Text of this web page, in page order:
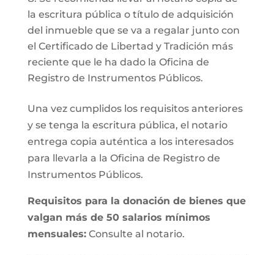
la escritura pública o título de adquisición
del inmueble que se va a regalar junto con
el Certificado de Libertad y Tradición más
reciente que le ha dado la Oficina de
Registro de Instrumentos Públicos.
Una vez cumplidos los requisitos anteriores
y se tenga la escritura pública, el notario
entrega copia auténtica a los interesados
para llevarla a la Oficina de Registro de
Instrumentos Públicos.
Requisitos para la donación de bienes que
valgan más de 50 salarios mínimos
mensuales:Consulte al notario.